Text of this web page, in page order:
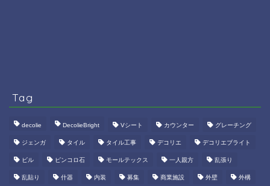
Tag
decolie DecolieBright Vシート カウンター グレーチング
ジェンガ タイル タイル工事 デコリエ デコリエブライト
ビル ピンコロ石 モールテックス 一人親方 乱張り
乱貼り 什器 内装 募集 商業施設 外壁 外構